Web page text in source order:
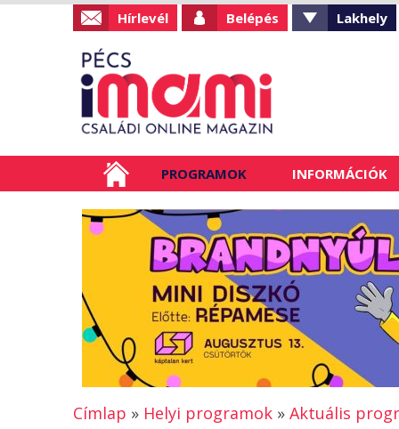
Hírlevél Belépés Lakhely
PROGRAMOK INFORMÁCIÓK
Címlap » Helyi programok » Aktuális